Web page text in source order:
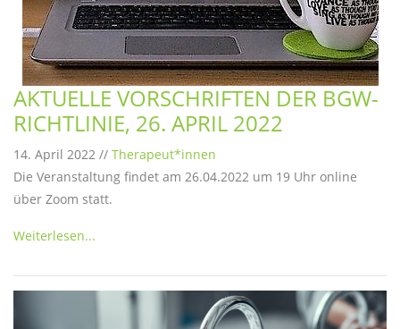
AKTUELLE VORSCHRIFTEN DER BGW-
RICHTLINIE, 26. APRIL 2022
14. April 2022 // Therapeut*innen
Die Veranstaltung findet am 26.04.2022 um 19 Uhr online
über Zoom statt.
Weiterlesen...